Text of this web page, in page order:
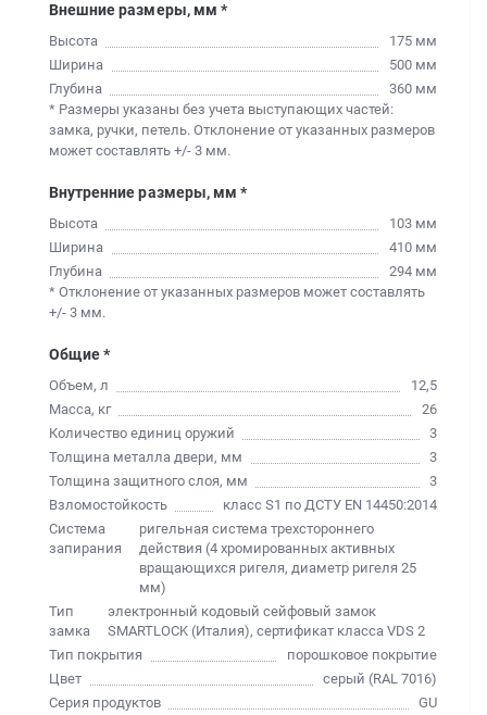
Внешние размеры, мм *
Высота
175 мм
Ширина
500 мм
Глубина
360 мм
* Размеры указаны без учета выступающих частей:
замка, ручки, петель. Отклонение от указанных размеров
может составлять +/- 3 мм.
Внутренние размеры, мм *
Высота
103 мм
Ширина
410 мм
Глубина
294 мм
* Отклонение от указанных размеров может составлять
+/- 3 мм.
Общие *
Объем, л
12,5
Масса, кг
26
Количество единиц оружий
3
Толщина металла двери, мм
3
Толщина защитного слоя, мм
3
Взломостойкость
класс S1 по ДСТУ EN 14450:2014
Система
запирания
ригельная система трехстороннего
действия (4 хромированных активных
вращающихся ригеля, диаметр ригеля 25
мм)
Тип
замка
электронный кодовый сейфовый замок
SMARTLOCK (Италия), сертификат класса VDS 2
Тип покрытия
порошковое покрытие
Цвет
серый (RAL 7016)
Серия продуктов
GU